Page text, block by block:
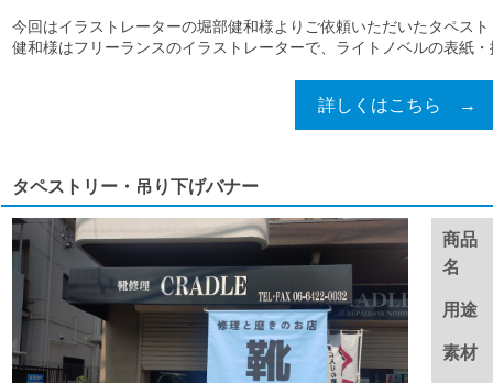
今回はイラストレーターの堀部健和様よりご依頼いただいたタペス
健和様はフリーランスのイラストレーターで、ライトノベルの表紙
詳しくはこちら →
タペストリー・吊り下げバナー
商品
名
用途
素材